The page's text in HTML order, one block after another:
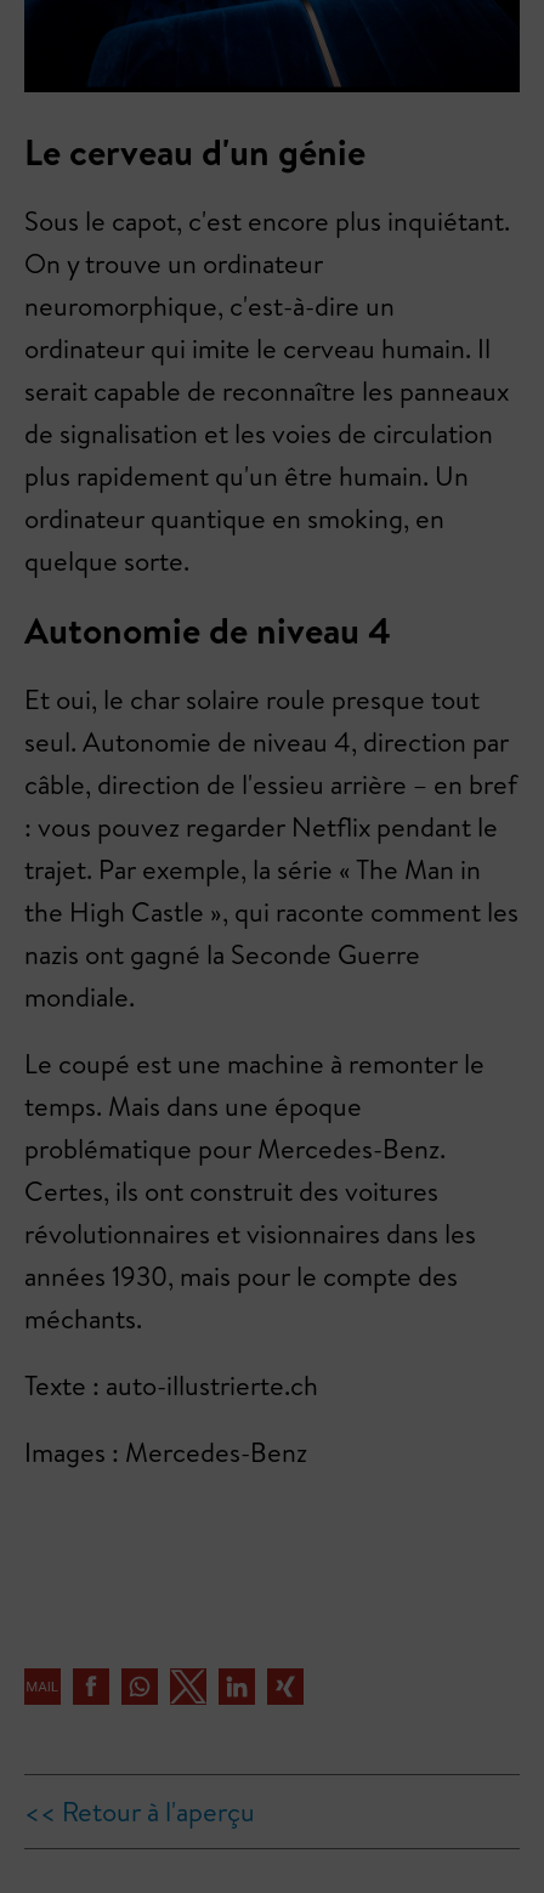
Le cerveau d'un génie
Sous le capot, c'est encore plus inquiétant.
On y trouve un ordinateur
neuromorphique, c'est-à-dire un
ordinateur qui imite le cerveau humain. Il
serait capable de reconnaître les panneaux
de signalisation et les voies de circulation
plus rapidement qu'un être humain. Un
ordinateur quantique en smoking, en
quelque sorte.
Autonomie de niveau 4
Et oui, le char solaire roule presque tout
seul. Autonomie de niveau 4, direction par
câble, direction de l'essieu arrière – en bref
: vous pouvez regarder Netflix pendant le
trajet. Par exemple, la série « The Man in
the High Castle », qui raconte comment les
nazis ont gagné la Seconde Guerre
mondiale.
Le coupé est une machine à remonter le
temps. Mais dans une époque
problématique pour Mercedes-Benz.
Certes, ils ont construit des voitures
révolutionnaires et visionnaires dans les
années 1930, mais pour le compte des
méchants.
Texte : auto-illustrierte.ch
Images : Mercedes-Benz
<< Retour à l'aperçu